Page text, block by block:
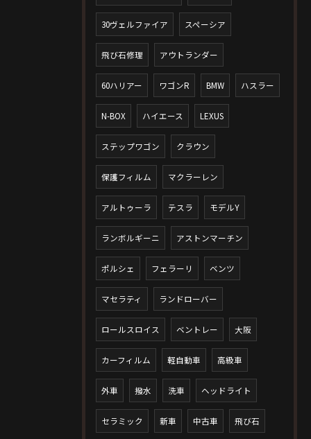
30ヴェルファイア スペーシア
飛び石修理 アウトランダー
60ハリアー ワゴンR BMW ハスラー
N-BOX ハイエース LEXUS
ステップワゴン クラウン
保護フィルム マクラーレン
アルトゥーラ テスラ モデルY
ランボルギーニ アストンマーチン
ポルシェ フェラーリ ベンツ
マセラティ ランドローバー
ロールスロイス ベントレー 大阪
カーフィルム 軽自動車 高級車
外車 撥水 洗車 ヘッドライト
セラミック 新車 中古車 飛び石